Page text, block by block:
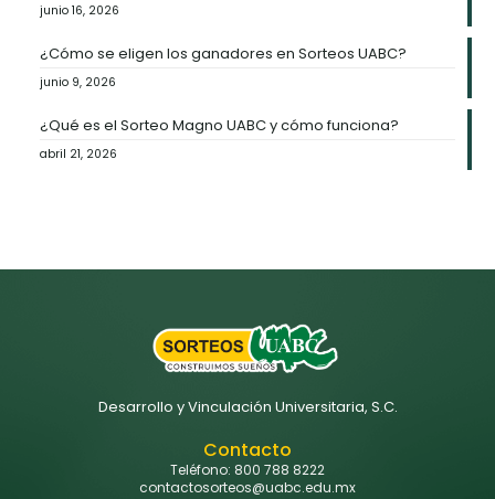
junio 16, 2026
¿Cómo se eligen los ganadores en Sorteos UABC?
junio 9, 2026
¿Qué es el Sorteo Magno UABC y cómo funciona?
abril 21, 2026
Desarrollo y Vinculación Universitaria, S.C.
Contacto
Teléfono: 800 788 8222
contactosorteos@uabc.edu.mx